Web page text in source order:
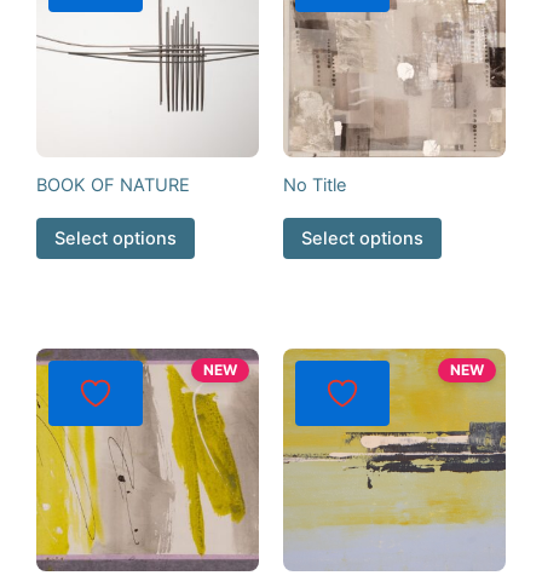
BOOK OF NATURE
Select options
No Title
Select options
NEW NEW